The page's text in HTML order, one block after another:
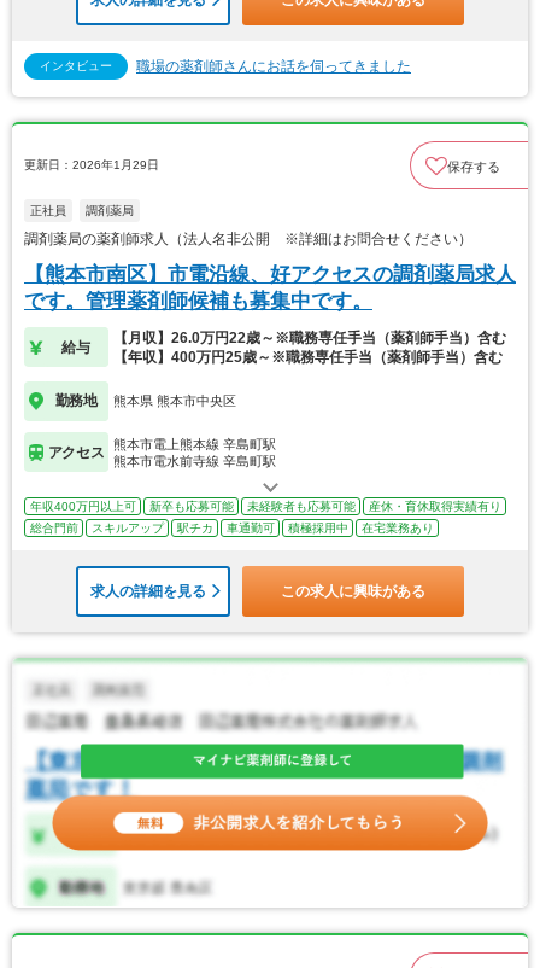
インタビュー 職場の薬剤師さんにお話を伺ってきました
更新日：2026年1月29日 保存する
正社員 調剤薬局
調剤薬局の薬剤師求人（法人名非公開 ※詳細はお問合せください）
【熊本市南区】市電沿線、好アクセスの調剤薬局求人
です。管理薬剤師候補も募集中です。
給与
【月収】26.0万円22歳～※職務専任手当（薬剤師手当）含む
【年収】400万円25歳～※職務専任手当（薬剤師手当）含む
勤務地 熊本県 熊本市中央区
アクセス
熊本市電上熊本線 辛島町駅
熊本市電水前寺線 辛島町駅
年収400万円以上可 新卒も応募可能 未経験者も応募可能
産休・育休取得実績有り
総合門前
スキルアップ 駅チカ 車通勤可 積極採用中 在宅業務あり
求人の詳細を見る この求人に興味がある